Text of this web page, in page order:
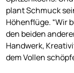
plant Schmuck
Höhenflüge. “Wir
den beiden
Handwerk,
dem Vollen